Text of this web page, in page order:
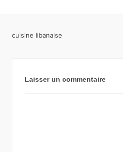
cuisine libanaise
Laisser un commentaire